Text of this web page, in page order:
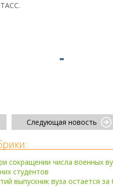
Следующая новость
сокращении числа военных
студентов
выпускник вуза остается